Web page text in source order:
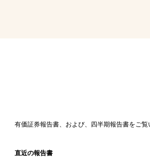
有価証券報告書、および、四半期報告書をご覧
直近の報告書